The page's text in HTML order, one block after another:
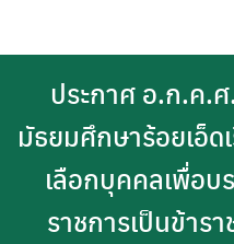
ประกาศ อ.ก.ค.
มัธยมศึกษาร้อยเอ็ด
เลือกบุคคลเพื่อบ
ราชการเป็นข้าร